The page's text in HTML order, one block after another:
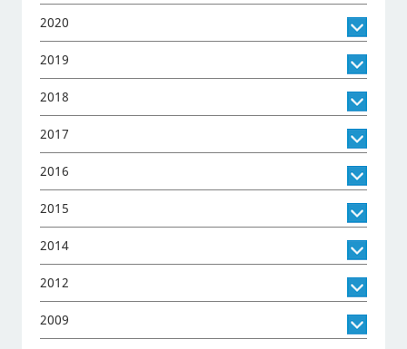
2020
2019
2018
2017
2016
2015
2014
2012
2009